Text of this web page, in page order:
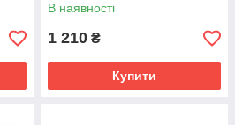
В наявності
1 210 ₴
Купити